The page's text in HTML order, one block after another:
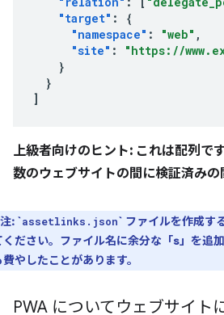
"target" :
{
"namespace" : "web" ,
"site" :
"https://
}
}
]
上級者向けのヒント: これは配列で
数のウェブサイトの間に検証済みの
注: `assetlinks.json` ファイルを作成す
ください。ファイル名に余分な「s」を追
やしたことがあります。
PWA についてウェブサイト